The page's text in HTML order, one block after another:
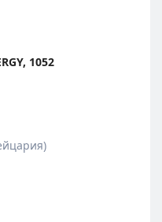
1052